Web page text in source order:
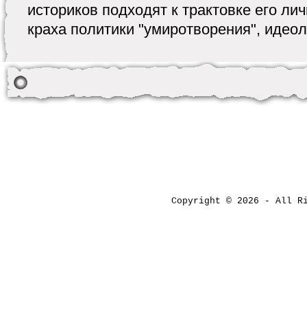
историков подходят к трактовке его
краха политики "умиротворения",
Copyright © 2026 - All